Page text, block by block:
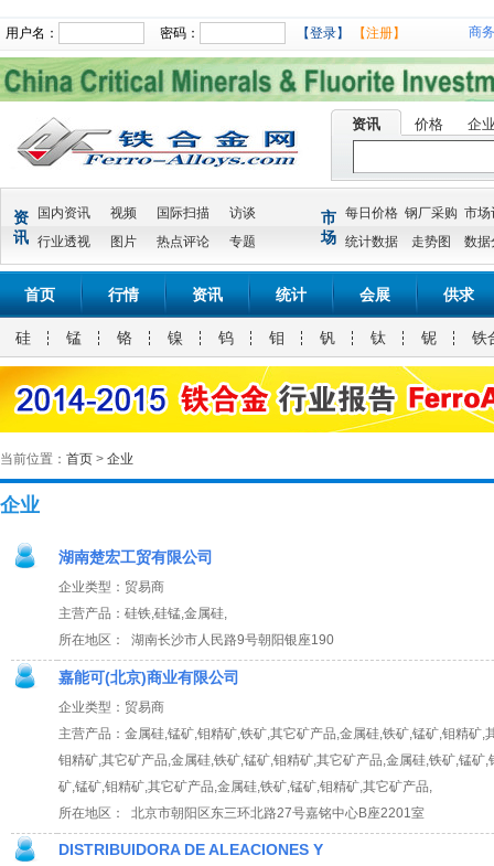
用户名： 密码： 【登录】 【注册】 商
资讯 价格 企
资
讯
国内资讯 视频 国际扫描
访谈
行业透视
图片 热点评论 专题
市
场
每日价格 钢厂采购 市场
统计数据
走势图 数据
首页 行情 资讯 统计 会展 供求
硅 锰 铬 镍 钨 钼 钒 钛 铌 铁
当前位置： 首页 > 企业
企业
湖南楚宏工贸有限公司
企业类型：贸易商
主营产品：硅铁,硅锰,金属硅,
所在地区： 湖南长沙市人民路9号朝阳银座190
嘉能可(北京)商业有限公司
企业类型：贸易商
主营产品：金属硅,锰矿,钼精矿,铁矿,其它矿产品,金属硅,铁矿,锰矿,钼精矿,
钼精矿,其它矿产品,金属硅,铁矿,锰矿,钼精矿,其它矿产品,金属硅,铁矿,锰矿
矿,锰矿,钼精矿,其它矿产品,金属硅,铁矿,锰矿,钼精矿,其它矿产品,
所在地区： 北京市朝阳区东三环北路27号嘉铭中心B座2201室
DISTRIBUIDORA DE ALEACIONES Y